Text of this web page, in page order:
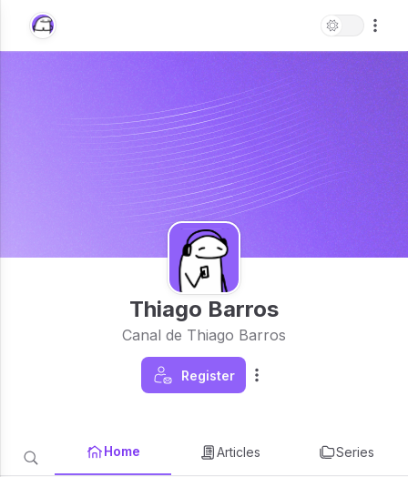
Thiago Barros
Canal de Thiago Barros
Register
Home Articles Series